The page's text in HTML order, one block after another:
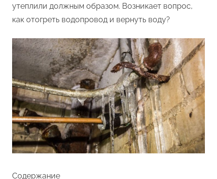
под
землей
утеплили должным образом. Возникает вопрос,
как отогреть водопровод и вернуть воду?
Содержание